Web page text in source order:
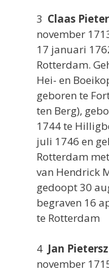
3 Claas
november
17 januari
Rotterdam.
Hei- en
geboren te
ten Berg),
1744 te
juli 1746 en
Rotterdam met
van Hendrick
gedoopt 30
begraven 16
te Rotterdam
4 Jan
november